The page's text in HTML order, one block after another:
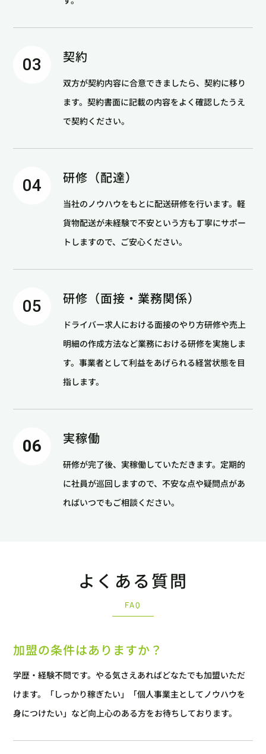
03 契約
双方が契約内容に合意できましたら、契約に移り
ます。契約書面に記載の内容をよく確認したうえ
で契約ください。
04 研修（配達）
当社のノウハウをもとに配送研修を行います。軽
貨物配送が未経験で不安という方も丁寧にサポー
トしますので、ご安心ください。
05 研修（面接・業務関係）
ドライバー求人における面接のやり方研修や売上
明細の作成方法など業務における研修を実施しま
す。事業者として利益をあげられる経営状態を目
指します。
06 実稼働
研修が完了後、実稼働していただきます。定期的
に社員が巡回しますので、不安な点や疑問点があ
ればいつでもご相談ください。
よくある質問
FAQ
加盟の条件はありますか？
学歴・経験不問です。やる気さえあればどなたでも加盟いただ
けます。「しっかり稼ぎたい」「個人事業主としてノウハウを
身につけたい」など向上心のある方をお待ちしております。